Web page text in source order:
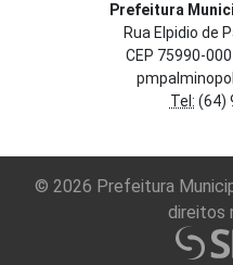
Prefeitura
Rua Elpidio de
CEP 75990-
Tel: (64)
© 2026 Prefeitura
direitos